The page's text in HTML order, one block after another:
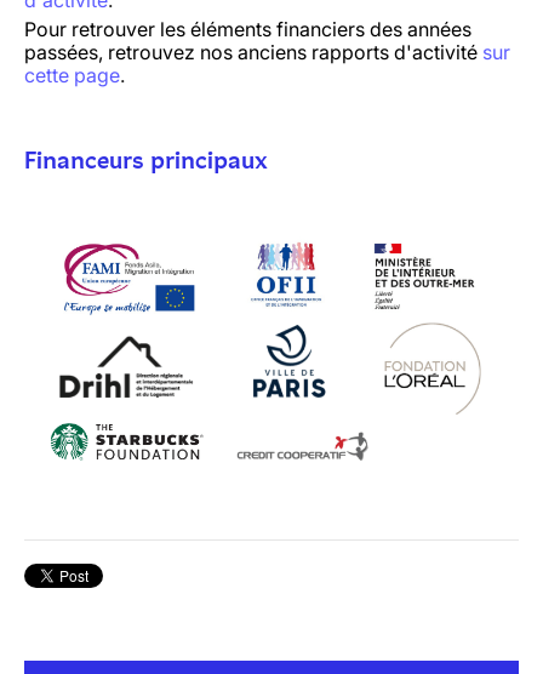
Pour retrouver les éléments financiers des années
passées, retrouvez nos anciens rapports d'activité sur
cette page.
Financeurs principaux